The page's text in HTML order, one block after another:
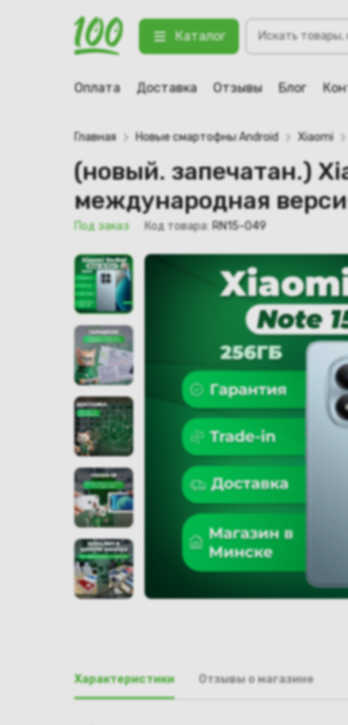
Каталог
товаров
Оплата Доставка Отзывы Блог
(новый. запечатан.) Xiaomi
123 Под заказ
Главная Новые смартофны Android Xiaomi
(новый. запечатан.)
международная
Под заказ Код товара: RN15-049
Характеристики Отзывы о магазине